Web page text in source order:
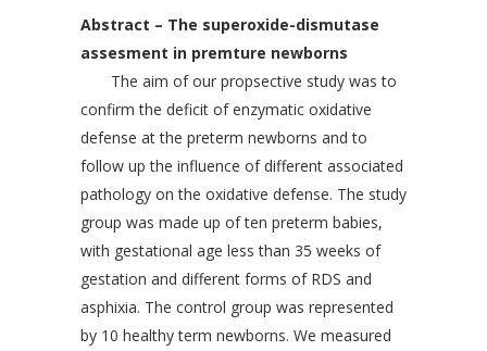
Abstract – The superoxide-dismutase
assesment in premture newborns
The aim of our propsective study was to
confirm the deficit of enzymatic oxidative
defense at the preterm newborns and to
follow up the influence of different associated
pathology on the oxidative defense. The study
group was made up of ten preterm babies,
with gestational age less than 35 weeks of
gestation and different forms of RDS and
asphixia. The control group was represented
by 10 healthy term newborns. We measured